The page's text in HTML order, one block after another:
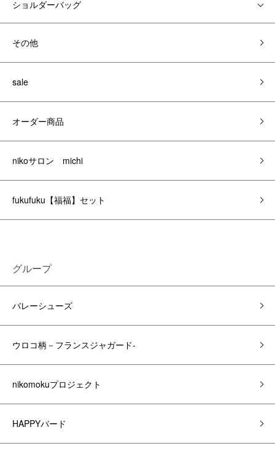
ショルダーバッグ
その他
sale
オーダー商品
nikoサロン michi
fukufuku【福福】セット
グループ
バレーシューズ
ウロコ柄－フランスジャガード-
nikomokuプロジェクト
HAPPYバード